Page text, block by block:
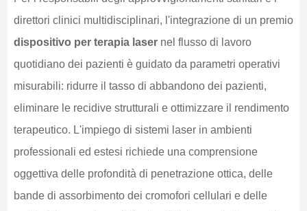
direttori clinici multidisciplinari, l'integrazione di un premio
dispositivo per terapia lasernel flusso di lavoro
quotidiano dei pazienti è guidato da parametri operativi
misurabili: ridurre il tasso di abbandono dei pazienti,
eliminare le recidive strutturali e ottimizzare il rendimento
terapeutico. L'impiego di sistemi laser in ambienti
professionali ed estesi richiede una comprensione
oggettiva delle profondità di penetrazione ottica, delle
bande di assorbimento dei cromofori cellulari e delle